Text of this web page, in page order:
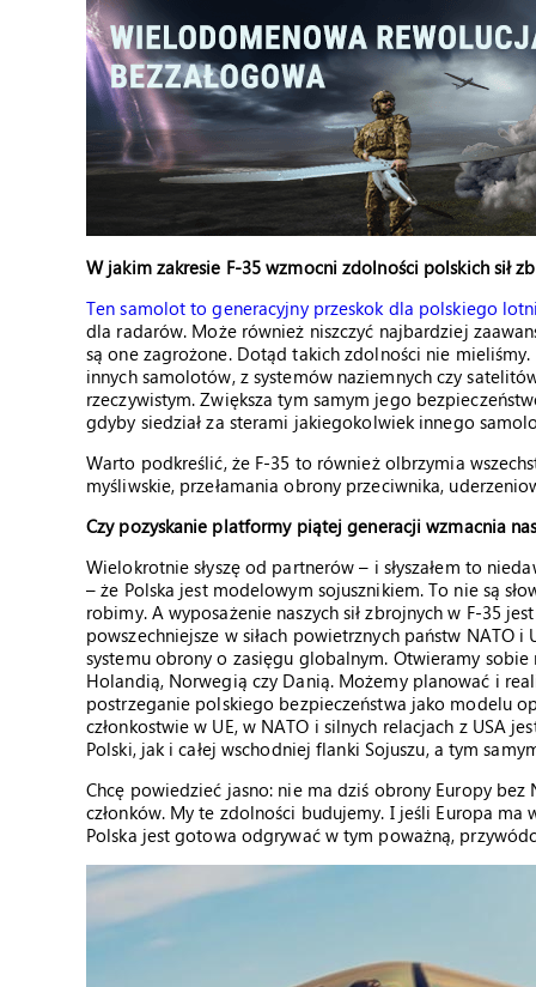
W jakim zakresie F-35 wzmocni zdolności polskich sił
Ten samolot to generacyjny przeskok dla polskiego
dla radarów. Może również niszczyć najbardziej
są one zagrożone. Dotąd takich zdolności nie
innych samolotów, z systemów naziemnych czy
rzeczywistym. Zwiększa tym samym jego
gdyby siedział za sterami jakiegokolwiek innego
Warto podkreślić, że F-35 to również olbrzymia
myśliwskie, przełamania obrony przeciwnika,
Czy pozyskanie platformy piątej generacji wzmacnia
Wielokrotnie słyszę od partnerów – i słyszałem to
– że Polska jest modelowym sojusznikiem. To nie są
robimy. A wyposażenie naszych sił zbrojnych w F-35
powszechniejsze w siłach powietrznych państw NATO
systemu obrony o zasięgu globalnym. Otwieramy
Holandią, Norwegią czy Danią. Możemy planować i
postrzeganie polskiego bezpieczeństwa jako modelu
członkostwie w UE, w NATO i silnych relacjach z USA
Polski, jak i całej wschodniej flanki Sojuszu, a tym
Chcę powiedzieć jasno: nie ma dziś obrony Europy
członków. My te zdolności budujemy. I jeśli Europa
Polska jest gotowa odgrywać w tym poważną,